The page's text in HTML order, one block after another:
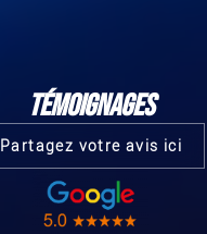
TÉMOIGNAGES
Partagez votre avis ici